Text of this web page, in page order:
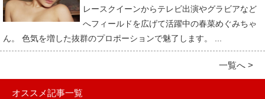
レースクイーンからテレビ出演やグラビアなど
へフィールドを広げて活躍中の春菜めぐみちゃ
ん。 色気を増した抜群のプロポーションで魅了します。 ...
一覧へ >
オススメ記事一覧